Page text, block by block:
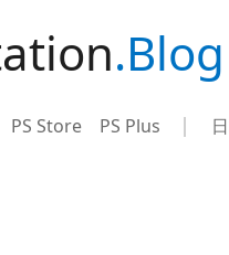
.Blog
PS Store PS Plus